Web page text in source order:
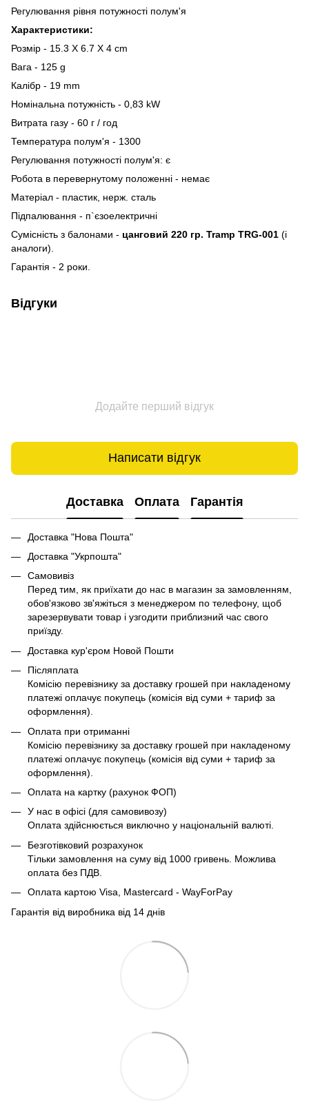
Регулювання рівня потужності полум'я
Характеристики:
Розмір - 15.3 X 6.7 X 4 cm
Вага - 125 g
Калібр - 19 mm
Номінальна потужність - 0,83 kW
Витрата газу - 60 г / год
Температура полум'я - 1300
Регулювання потужності полум'я: є
Робота в перевернутому положенні - немає
Матеріал - пластик, нерж. сталь
Підпалювання - п`єзоелектричні
Сумісність з балонами - цанговий 220 гр. Tramp TRG-001 (і
аналоги).
Гарантія - 2 роки.
Відгуки
Додайте перший відгук
Написати відгук
Доставка Оплата Гарантія
Доставка "Нова Пошта"
Доставка "Укрпошта"
Самовивіз
Перед тим, як приїхати до нас в магазин за замовленням,
обов'язково зв'яжіться з менеджером по телефону, щоб
зарезервувати товар і узгодити приблизний час свого
приїзду.
Доставка кур'єром Новой Пошти
Післяплата
Комісію перевізнику за доставку грошей при накладеному
платежі оплачує покупець (комісія від суми + тариф за
оформлення).
Оплата при отриманні
Комісію перевізнику за доставку грошей при накладеному
платежі оплачує покупець (комісія від суми + тариф за
оформлення).
Оплата на картку (рахунок ФОП)
У нас в офісі (для самовивозу)
Оплата здійснюється виключно у національній валюті.
Безготівковий розрахунок
Тільки замовлення на суму від 1000 гривень. Можлива
оплата без ПДВ.
Оплата картою Visa, Mastercard - WayForPay
Гарантія від виробника від 14 днів